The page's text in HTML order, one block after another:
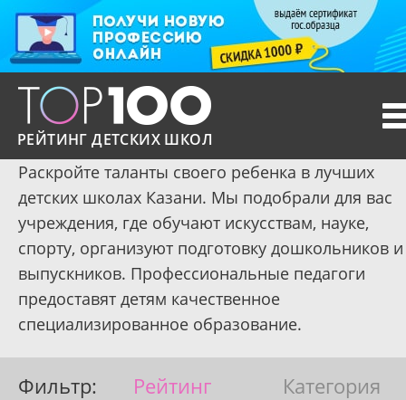
РЕЙТИНГ ДЕТСКИХ ШКОЛ
Раскройте таланты своего ребенка в лучших
детских школах Казани. Мы подобрали для вас
учреждения, где обучают искусствам, науке,
спорту, организуют подготовку дошкольников и
выпускников. Профессиональные педагоги
предоставят детям качественное
специализированное образование.
Фильтр: Рейтинг Категория